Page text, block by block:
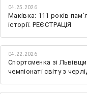
04.25.2026
Маківка: 111 років
історії. РЕЄСТРАЦІЯ
04.22.2026
Спортсменка зі
чемпіонаті світу з